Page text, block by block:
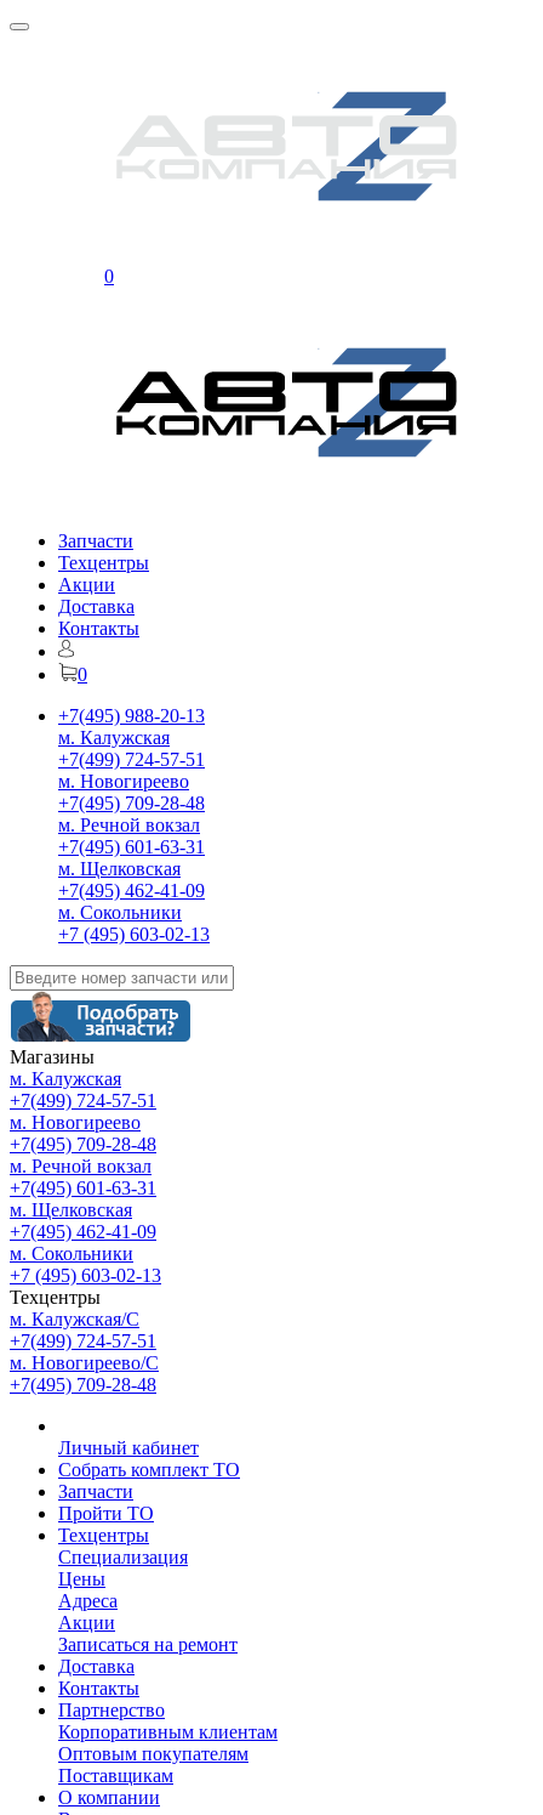
0
Запчасти
Техцентры
Акции
Доставка
Контакты
0
+7(495) 988-20-13
м. Калужская
+7(499) 724-57-51
м. Новогиреево
+7(495) 709-28-48
м. Речной вокзал
+7(495) 601-63-31
м. Щелковская
+7(495) 462-41-09
м. Сокольники
+7 (495) 603-02-13
Магазины
м. Калужская
+7(499) 724-57-51
м. Новогиреево
+7(495) 709-28-48
м. Речной вокзал
+7(495) 601-63-31
м. Щелковская
+7(495) 462-41-09
м. Сокольники
+7 (495) 603-02-13
Техцентры
м. Калужская/С
+7(499) 724-57-51
м. Новогиреево/С
+7(495) 709-28-48
Личный кабинет
Собрать комплект ТО
Запчасти
Пройти ТО
Техцентры
Специализация
Цены
Адреса
Акции
Записаться на ремонт
Доставка
Контакты
Партнерство
Корпоративным клиентам
Оптовым покупателям
Поставщикам
О компании